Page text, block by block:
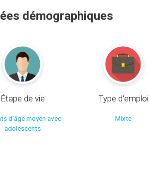
démographiques
Étape de vie
d'âge moyen avec
adolescents
Type d'emploi
Mixte